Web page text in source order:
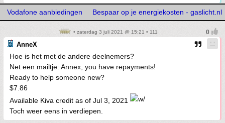
Vodafone aanbiedingen Bespaar op je energiekosten - gaslicht.nl
• zaterdag 3 juli 2021 @ 15:21 • 111
AnneX
Hoe is het met de andere deelnemers?
Net een mailtje: Annex, you have repayments!
Ready to help someone new?
$7.86
Available Kiva credit as of Jul 3, 2021
Toch weer eens in verdiepen.